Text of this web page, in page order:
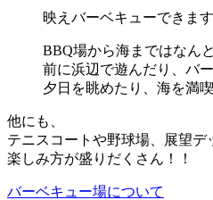
映えバーベキューできます
BBQ場から海まではなん
前に浜辺で遊んだり、バ
夕日を眺めたり、海を満喫
他にも、
テニスコートや野球場、展望デ
楽しみ方が盛りだくさん！！
バーベキュー場について